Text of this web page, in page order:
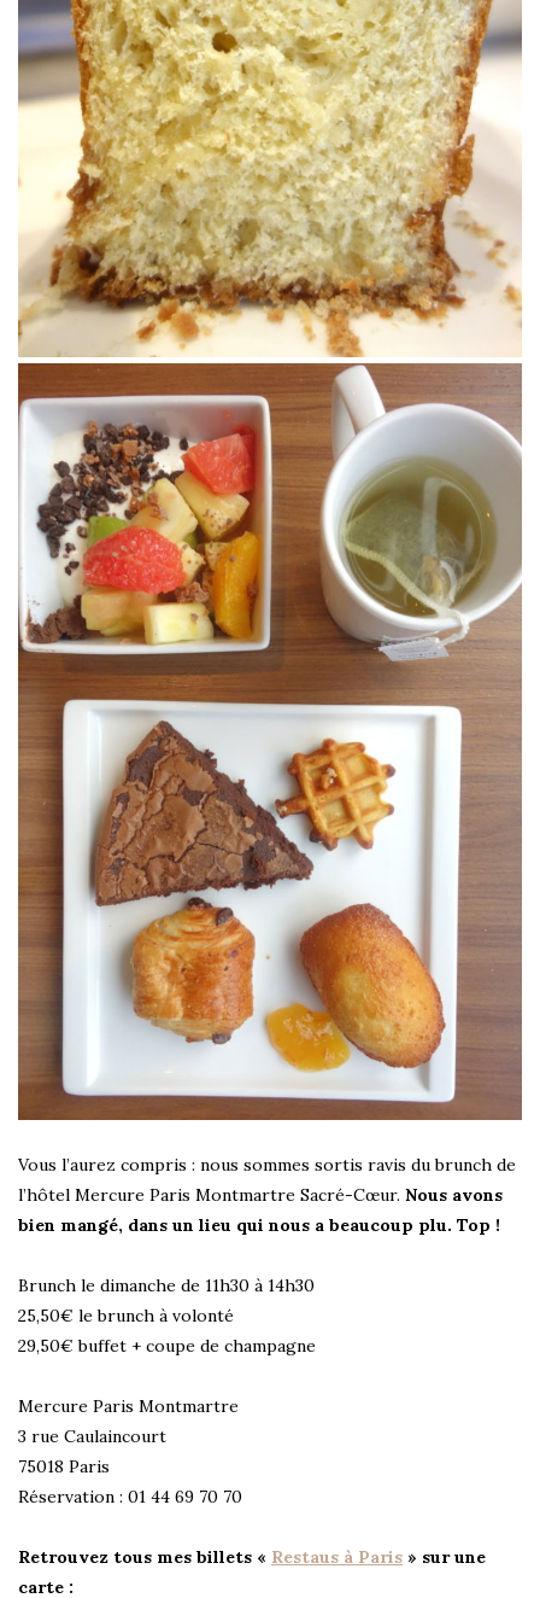
Vous l’aurez compris : nous sommes sortis ravis du brunch de
l’hôtel Mercure Paris Montmartre Sacré-Cœur. Nous avons
bien mangé, dans un lieu qui nous a beaucoup plu. Top !
Brunch le dimanche de 11h30 à 14h30
25,50€ le brunch à volonté
29,50€ buffet + coupe de champagne
Mercure Paris Montmartre
3 rue Caulaincourt
75018 Paris
Réservation : 01 44 69 70 70
Retrouvez tous mes billets « Restaus à Paris » sur une
carte :